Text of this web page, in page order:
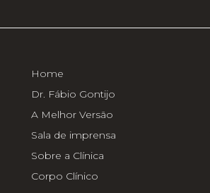
Home
Dr. Fábio Gontijo
A Melhor Versão
Sala de imprensa
Sobre a Clínica
Corpo Clínico